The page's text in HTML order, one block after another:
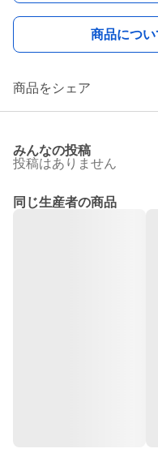
商品につ
商品をシェア
みんなの投稿
投稿はありません
同じ生産者の商品